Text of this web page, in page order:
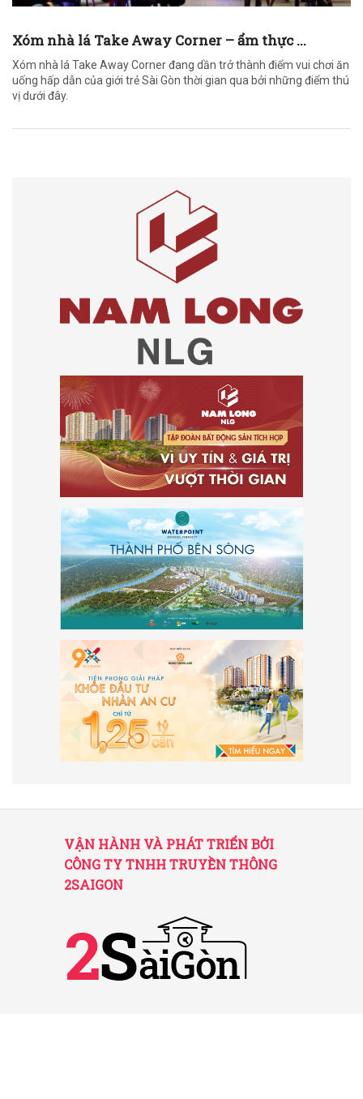
Xóm nhà lá Take Away Corner – ẩm thực ...
Xóm nhà lá Take Away Corner đang dần trở thành điểm vui chơi ăn
uống hấp dẫn của giới trẻ Sài Gòn thời gian qua bởi những điểm thú
vị dưới đây.
VẬN HÀNH VÀ PHÁT TRIỂN BỞI
CÔNG TY TNHH TRUYỀN THÔNG
2SAIGON